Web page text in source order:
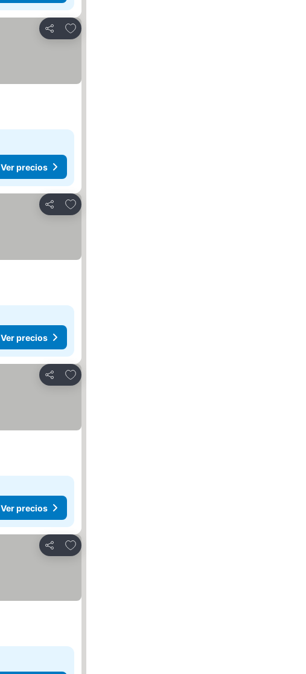
Compartir
Agregar a favoritos
Ver precios
Compartir
Agregar a favoritos
Ver precios
Compartir
Agregar a favoritos
Ver precios
Compartir
Agregar a favoritos